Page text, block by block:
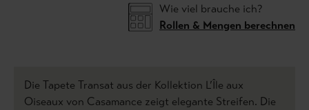
Wie viel brauche ich?
Rollen & Mengen berechnen
Die Tapete Transat aus der Kollektion L’Île aux
Oiseaux von Casamance zeigt elegante Streifen. Die